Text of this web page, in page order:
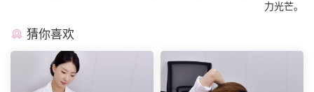
力光芒。
猜你喜欢